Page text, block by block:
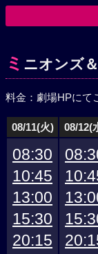
ミ ニオンズ
料金：劇場HPにて
08/11(火) 08/12(
08:30
10:45
13:00
15:30
20:15